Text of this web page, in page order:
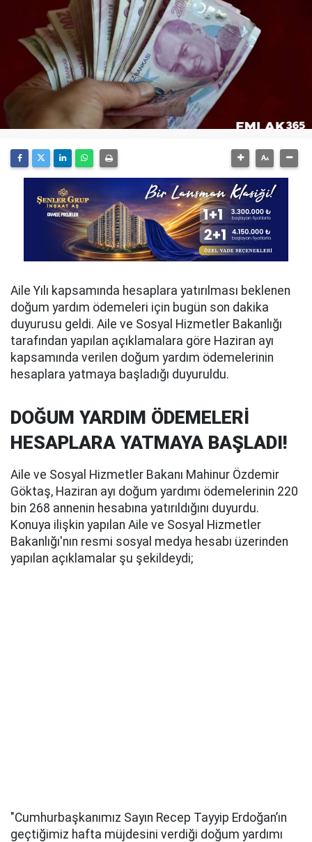
Aile Yılı kapsamında hesaplara yatırılması beklenen
doğum yardım ödemeleri için bugün son dakika
duyurusu geldi. Aile ve Sosyal Hizmetler Bakanlığı
tarafından yapılan açıklamalara göre Haziran ayı
kapsamında verilen doğum yardım ödemelerinin
hesaplara yatmaya başladığı duyuruldu.
DOĞUM YARDIM ÖDEMELERİ
HESAPLARA YATMAYA BAŞLADI!
Aile ve Sosyal Hizmetler Bakanı Mahinur Özdemir
Göktaş, Haziran ayı doğum yardımı ödemelerinin 220
bin 268 annenin hesabına yatırıldığını duyurdu.
Konuya ilişkin yapılan Aile ve Sosyal Hizmetler
Bakanlığı'nın resmi sosyal medya hesabı üzerinden
yapılan açıklamalar şu şekildeydi;
"Cumhurbaşkanımız Sayın Recep Tayyip Erdoğan’ın
geçtiğimiz hafta müjdesini verdiği doğum yardımı